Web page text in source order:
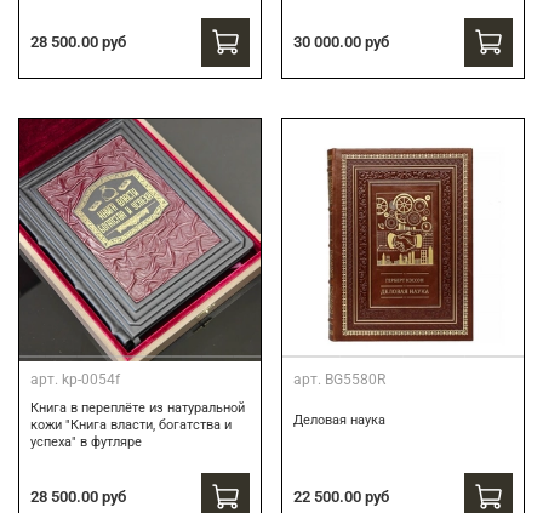
28 500.00 руб 30 000.00 руб
арт. kp-0054f
Книга в переплёте из натуральной
кожи "Книга власти, богатства и
успеха" в футляре
28 500.00 руб
арт. BG5580R
Деловая наука
22 500.00 руб